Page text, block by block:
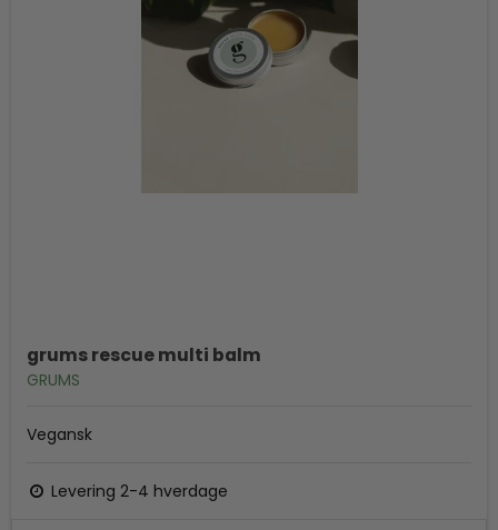
grums rescue multi balm
GRUMS
Vegansk
Levering 2-4 hverdage